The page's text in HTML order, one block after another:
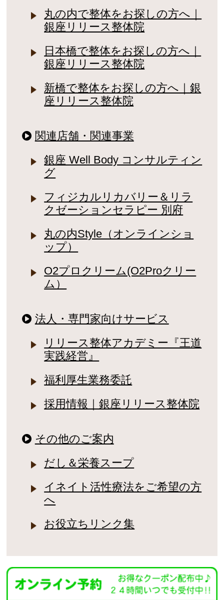
丸の内で整体をお探しの方へ｜
銀座リリース整体院
日本橋で整体をお探しの方へ｜
銀座リリース整体院
新橋で整体をお探しの方へ｜銀
座リリース整体院
関連店舗・関連事業
銀座 Well Body コンサルティン
グ
フィジカルリカバリー＆リラ
クゼーションセラピー 別府
丸の内Style（オンラインショ
ップ）
O2プロクリーム(O2Proクリー
ム）
法人・専門家向けサービス
リリース整体アカデミー『王道
実践経営』
福利厚生業務委託
採用情報｜銀座リリース整体院
その他のご案内
だし＆栄養スープ
イネイト活性療法をご希望の方
へ
お役立ちリンク集